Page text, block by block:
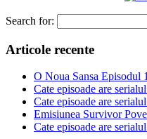
Search for:
Articole recente
O Noua Sansa Episodul
Cate episoade are
Cate episoade are
Emisiunea Survivor
Cate episoade are